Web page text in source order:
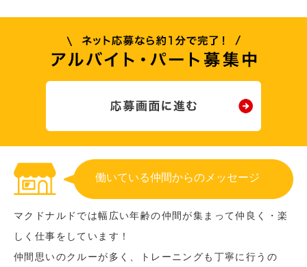
働いている仲間からのメッセージ
マクドナルドでは幅広い年齢の仲間が集まって仲良く・楽
しく仕事をしています！
仲間思いのクルーが多く、トレーニングも丁寧に行うの